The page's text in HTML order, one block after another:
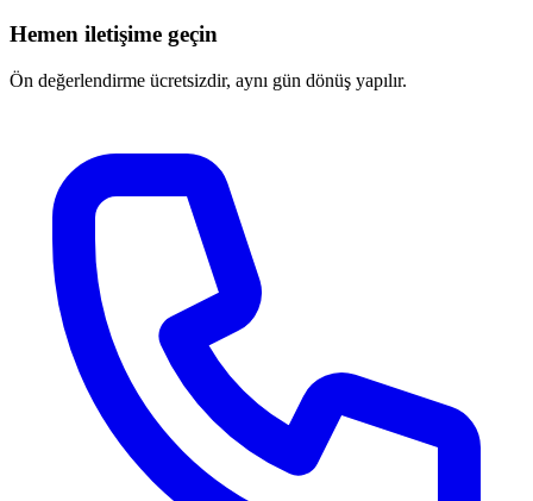
Hemen iletişime geçin
Ön değerlendirme ücretsizdir, aynı gün dönüş yapılır.